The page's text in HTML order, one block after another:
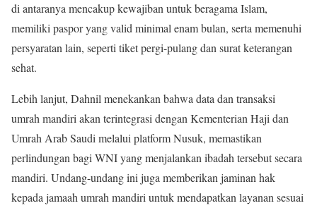
di antaranya mencakup kewajiban untuk beragama Islam,
memiliki paspor yang valid minimal enam bulan, serta memenuhi
persyaratan lain, seperti tiket pergi-pulang dan surat keterangan
sehat.
Lebih lanjut, Dahnil menekankan bahwa data dan transaksi
umrah mandiri akan terintegrasi dengan Kementerian Haji dan
Umrah Arab Saudi melalui platform Nusuk, memastikan
perlindungan bagi WNI yang menjalankan ibadah tersebut secara
mandiri. Undang-undang ini juga memberikan jaminan hak
kepada jamaah umrah mandiri untuk mendapatkan layanan sesuai